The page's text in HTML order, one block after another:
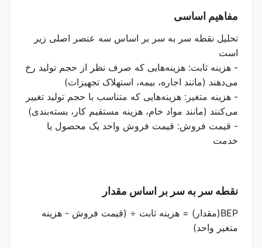
مفاهیم اساسی
تحلیل نقطه سر به سر بر اساس سه عنصر اصلی زیر
است
- هزینه ثابت: هزینه‌هایی که صرف نظر از حجم تولید رخ
می‌دهند (مانند اجاره، بیمه، استهلاک تجهیزات)
- هزینه متغیر: هزینه‌هایی که متناسب با حجم تولید تغییر
می‌کنند (مانند مواد خام، هزینه مستقیم کار، بسته‌بندی)
- قیمت فروش: قیمت فروش واحد یک محصول یا
خدمت
نقطه سر به سر بر اساس مقدار
BEP(مقدار) = هزینه ثابت ÷ (قیمت فروش - هزینه
متغیر واحد)